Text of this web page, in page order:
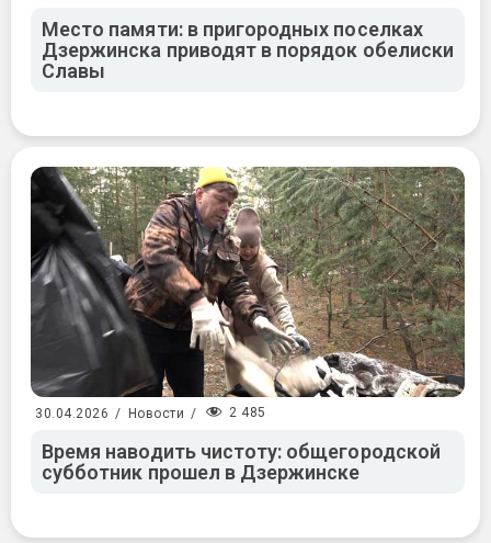
Место памяти: в пригородных поселках
Дзержинска приводят в порядок обелиски
Славы
30.04.2026 / Новости / 2 485
Время наводить чистоту: общегородской
субботник прошел в Дзержинске